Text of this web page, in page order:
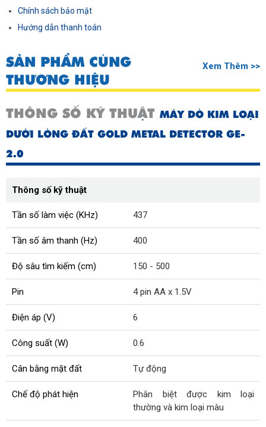
Chính sách bảo mật
Hướng dẫn thanh toán
SẢN PHẨM CÙNG
THƯƠNG HIỆU
Xem Thêm >>
THÔNG SỐ KỸ THUẬT MÁY DÒ KIM LOẠI
DƯỚI LÒNG ĐẤT GOLD METAL DETECTOR GE-
2.0
Thông số kỹ thuật
Tần số làm việc (KHz) 437
Tần số âm thanh (Hz) 400
Độ sâu tìm kiếm (cm) 150 - 500
Pin 4 pin AA x 1.5V
Điện áp (V) 6
Công suất (W) 0.6
Cân bằng mặt đất Tự động
Chế độ phát hiện
Phân biệt được kim loại
thường và kim loại màu